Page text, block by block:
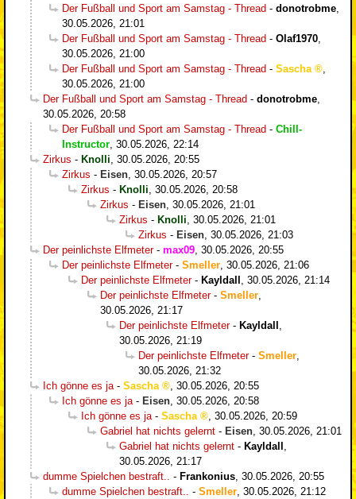
Der Fußball und Sport am Samstag - Thread - donotrobme
30.05.2026, 21:01
Der Fußball und Sport am Samstag - Thread - Olaf1970
30.05.2026, 21:00
Der Fußball und Sport am Samstag - Thread - Sascha
30.05.2026, 21:00
Der Fußball und Sport am Samstag - Thread - donotrobme
30.05.2026, 20:58
Der Fußball und Sport am Samstag - Thread - Chill-
Instructor 30.05.2026, 22:14
Zirkus - Knolli 30.05.2026, 20:55
Zirkus - Eisen 30.05.2026, 20:57
Zirkus - Knolli 30.05.2026, 20:58
Zirkus - Eisen 30.05.2026, 21:01
Zirkus - Knolli 30.05.2026, 21:01
Zirkus - Eisen 30.05.2026, 21:03
Der peinlichste Elfmeter- max09 30.05.2026, 20:55
Der peinlichste Elfmeter- Smeller 30.05.2026, 21:06
Der peinlichste Elfmeter- Kayldall
30.05.2026, 21:14
Der peinlichste Elfmeter- Smeller
30.05.2026, 21:17
Der peinlichste Elfmeter- Kayldall
30.05.2026, 21:19
Der peinlichste Elfmeter- Smeller
30.05.2026, 21:32
Ich gönne es ja - Sascha
30.05.2026, 20:55
Ich gönne es ja - Eisen 30.05.2026, 20:58
Ich gönne es ja - Sascha
30.05.2026, 20:59
Gabriel hat nichts gelernt - Eisen 30.05.2026, 21:01
Gabriel hat nichts gelernt - Kayldall
30.05.2026, 21:17
dumme Spielchen bestraft..
- Frankonius 30.05.2026, 20:55
dumme Spielchen bestraft..
- Smeller 30.05.2026, 21:12